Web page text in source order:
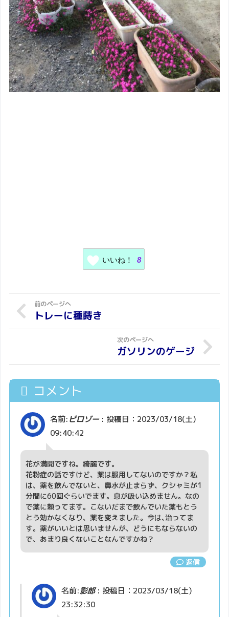
いいね！ 8
トレーに種蒔き
ガソリンのゲージ
コメント
名前:ピロゾー : 投稿日：2023/03/18(土)
09:40:42
花が満開ですね。綺麗です。
花粉症の話ですけど、薬は服用してないのですか？私
は、薬を飲んでないと、鼻水が止まらず、クシャミが1
分間に60回ぐらいでます。息が吸い込めません。なの
で薬に頼ってます。こないだまで飲んでいた薬もとう
とう効かなくなり、薬を変えました。今は､治ってま
す。薬がいいとは思いませんが、どうにもならないの
で、あまり良くないことなんですかね？
返信
名前:影郎: 投稿日：2023/03/18(土)
23:32:30